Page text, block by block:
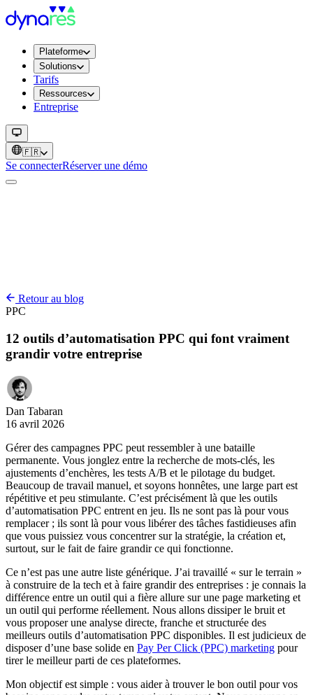
Plateforme
Solutions
Tarifs
Ressources
Entreprise
🇫🇷
Se connecterRéserver une démo
Retour au blog
PPC
12 outils d’automatisation PPC qui font vraiment
grandir votre entreprise
Dan Tabaran
16 avril 2026
Gérer des campagnes PPC peut ressembler à une bataille
permanente. Vous jonglez entre la recherche de mots-clés, les
ajustements d’enchères, les tests A/B et le pilotage du budget.
Beaucoup de travail manuel, et soyons honnêtes, une large part est
répétitive et peu stimulante. C’est précisément là que les outils
d’automatisation PPC entrent en jeu. Ils ne sont pas là pour vous
remplacer ; ils sont là pour vous libérer des tâches fastidieuses afin
que vous puissiez vous concentrer sur la stratégie, la création et,
surtout, sur le fait de faire grandir ce qui fonctionne.
Ce n’est pas une autre liste générique. J’ai travaillé « sur le terrain »
à construire de la tech et à faire grandir des entreprises : je connais la
différence entre un outil qui a fière allure sur une page marketing et
un outil qui performe réellement. Nous allons dissiper le bruit et
vous proposer une analyse directe, franche et structurée des
meilleurs outils d’automatisation PPC disponibles. Il est judicieux de
disposer d’une base solide en Pay Per Click (PPC) marketing pour
tirer le meilleur parti de ces plateformes.
Mon objectif est simple : vous aider à trouver le bon outil pour vos